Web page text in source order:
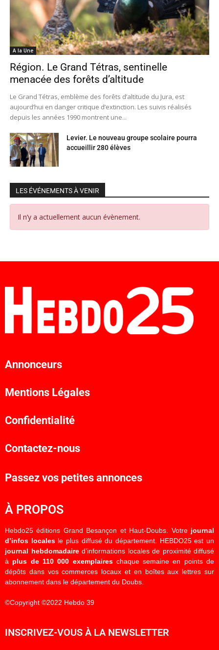
A la Une
Région. Le Grand Tétras, sentinelle
menacée des forêts d’altitude
Le Grand Tétras, emblème des forêts d’altitude du Jura, est
aujourd’hui en danger critique d’extinction. Les suivis réalisés
depuis les années 1990 montrent une...
Levier. Le nouveau groupe scolaire pourra
accueillir 280 élèves
LES ÉVÉNEMENTS À VENIR
Il n’y a actuellement aucun évènement.
Annonceurs
Mentions Légales
Confidentialité
Contactez-nous
Passez vos petites annonces
À PROPOS
Hebdo25 éditions Grand Besançon et Haut-Doubs. Votre journal
d’infos localesle plus diffusé du département. HEBDO25 est un
journal hebdomadaired’informations locales de proximité diffusé
à plus de 110 000 exemplaireschaque semaine en points de
dépôts dans vos commerces locaux et en boîtes aux lettres sur
abonnement dans le département du Doubs.
©Copyright ©2022 Hebdo 39
INSCRIVEZ-VOUS À LA NEWSLETTER